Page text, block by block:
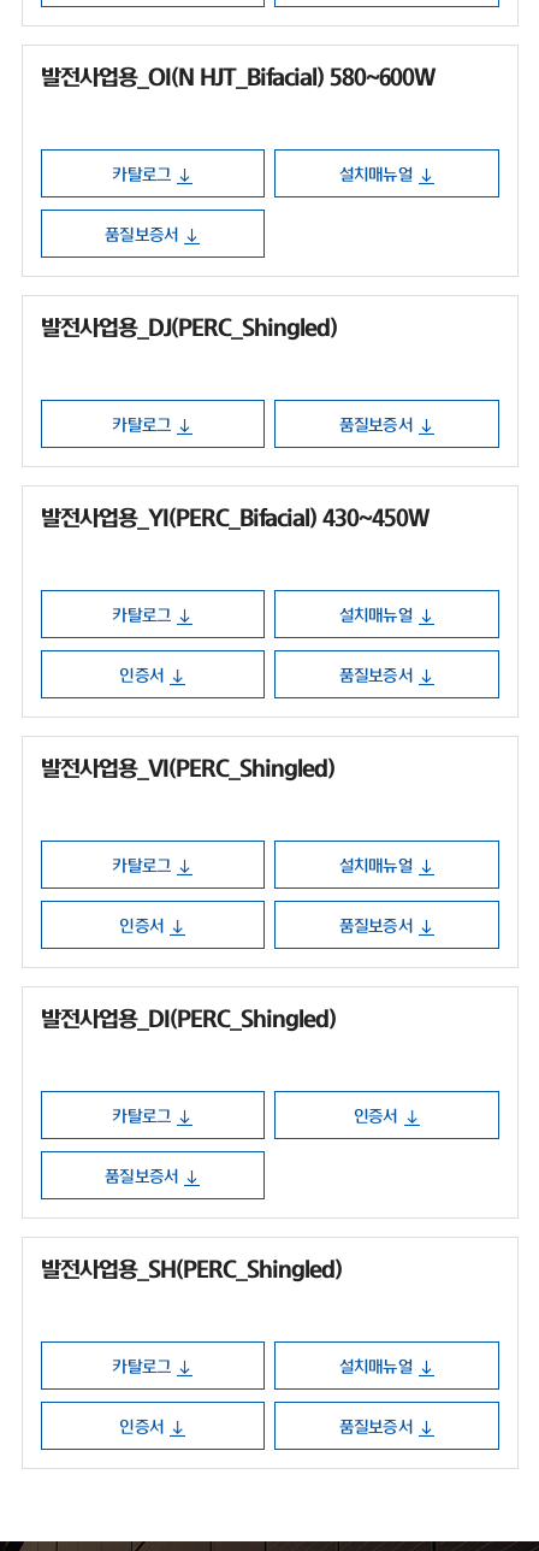
발전사업용_OI(N HJT_Bifacial) 580~600W
카탈로그 설치매뉴얼
품질보증서
발전사업용_DJ(PERC_Shingled)
카탈로그 품질보증서
발전사업용_YI(PERC_Bifacial) 430~450W
카탈로그 설치매뉴얼
인증서 품질보증서
발전사업용_VI(PERC_Shingled)
카탈로그 설치매뉴얼
인증서 품질보증서
발전사업용_DI(PERC_Shingled)
카탈로그 인증서
품질보증서
발전사업용_SH(PERC_Shingled)
카탈로그 설치매뉴얼
인증서 품질보증서